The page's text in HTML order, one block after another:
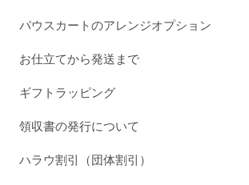
パウスカートのアレンジオプション
お仕立てから発送まで
ギフトラッピング
領収書の発行について
ハラウ割引（団体割引）